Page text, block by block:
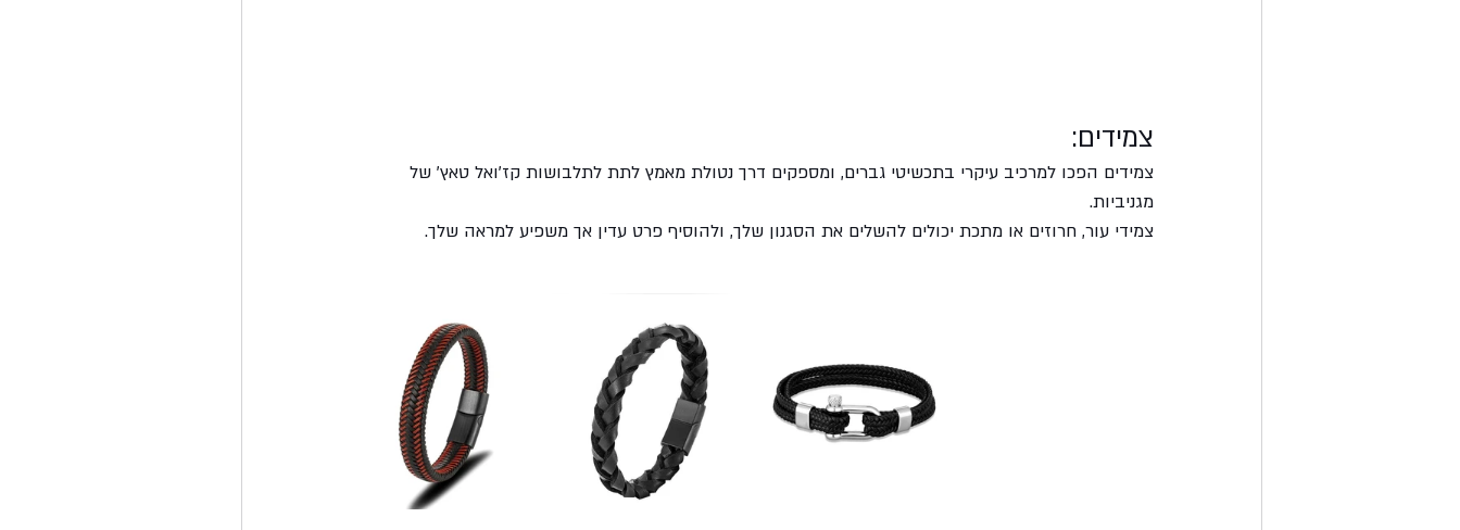
צמידים:
צמידים הפכו למרכיב עיקרי בתכשיטי גברים, ומספקים דרך נטולת מאמץ לתת לתלבושות קז'ואל טאץ' של
מגניביות.
צמידי עור, חרוזים או מתכת יכולים להשלים את הסגנון שלך, ולהוסיף פרט עדין אך משפיע למראה שלך.